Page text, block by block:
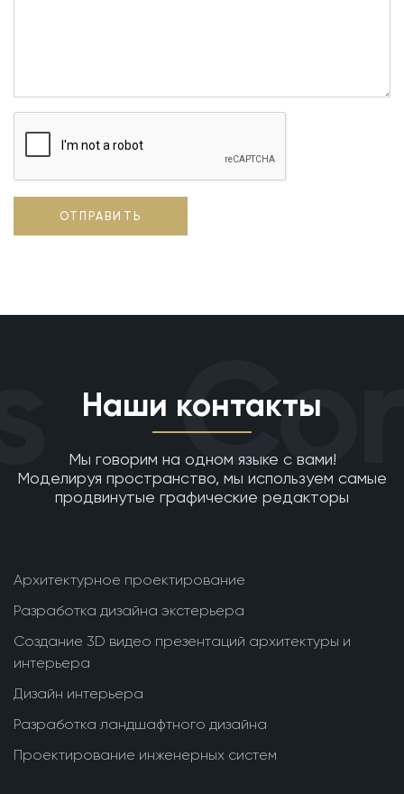
ОТПРАВИТЬ
Наши контакты
Мы говорим на одном языке с вами!
Моделируя пространство, мы используем самые
продвинутые графические редакторы
Архитектурное проектирование
Разработка дизайна экстерьера
Создание 3D видео презентаций архитектуры и
интерьера
Дизайн интерьера
Разработка ландшафтного дизайна
Проектирование инженерных систем